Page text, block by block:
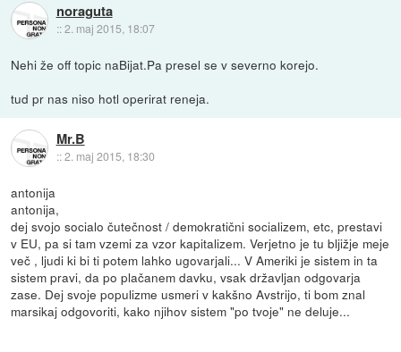
noraguta
::2. maj 2015, 18:07
Nehi že off topic naBijat.Pa presel se v severno korejo.
tud pr nas niso hotl operirat reneja.
Mr.B
::2. maj 2015, 18:30
antonija
antonija,
dej svojo socialo čutečnost / demokratični socializem, etc, prestavi
v EU, pa si tam vzemi za vzor kapitalizem. Verjetno je tu bljižje meje
več , ljudi ki bi ti potem lahko ugovarjali... V Ameriki je sistem in ta
sistem pravi, da po plačanem davku, vsak državljan odgovarja
zase. Dej svoje populizme usmeri v kakšno Avstrijo, ti bom znal
marsikaj odgovoriti, kako njihov sistem "po tvoje" ne deluje...